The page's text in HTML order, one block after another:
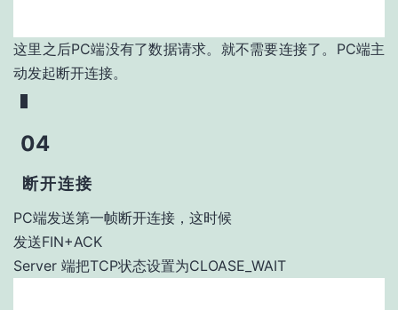
这里之后PC端没有了数据请求。就不需要连接了。PC端主
动发起断开连接。
04
断开连接
PC端发送第一帧断开连接，这时候
发送FIN+ACK
Server 端把TCP状态设置为CLOASE_WAIT